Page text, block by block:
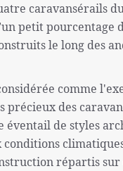
caravansérails
petit pourcentage
le long des
comme
précieux des
éventail de styles
répartis sur